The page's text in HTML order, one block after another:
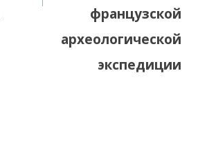
французской
археологической
экспедиции